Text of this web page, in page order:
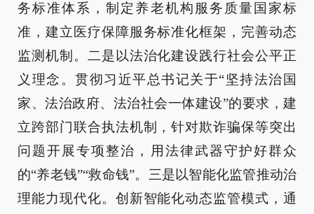
务标准体系，制定养老机构服务质量国家标
准，建立医疗保障服务标准化框架，完善动态
监测机制。二是以法治化建设践行社会公平正
义理念。贯彻习近平总书记关于“坚持法治国
家、法治政府、法治社会一体建设”的要求，建
立跨部门联合执法机制，针对欺诈骗保等突出
问题开展专项整治，用法律武器守护好群众
的“养老钱”“救命钱”。三是以智能化监管推动治
理能力现代化。创新智能化动态监管模式，通